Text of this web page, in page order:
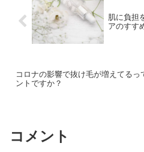
肌に負担
アのすす
コロナの影響で抜け毛が増えてるっ
ントですか？
コメント